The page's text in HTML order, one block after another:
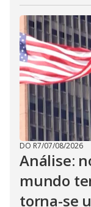
DO R7/07/08/2026
Análise:
mundo
torna-se